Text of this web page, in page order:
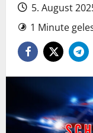
5. August
1 Minute